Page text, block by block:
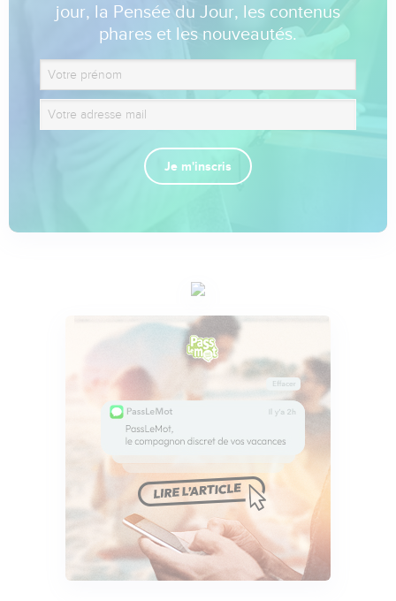
jour, la Pensée du Jour, les contenus
phares et les nouveautés.
Je m'inscris